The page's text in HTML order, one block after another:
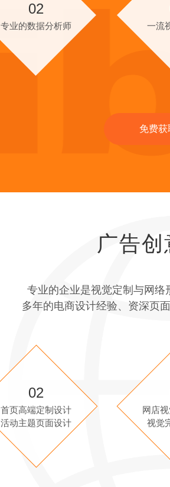
02
专业的数据分析师 一流
免费获
广告
专业的企业是视觉定制与网
多年的电商设计经验、资深页
02
首页高端定制设计
活动主题页面设计
网店
视觉